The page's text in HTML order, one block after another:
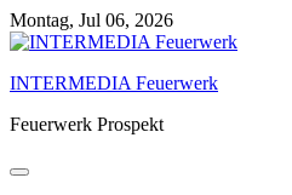
Skip
to
Montag, Jul 06, 2026
INTERMEDIA Feuerwerk
Feuerwerk Prospekt